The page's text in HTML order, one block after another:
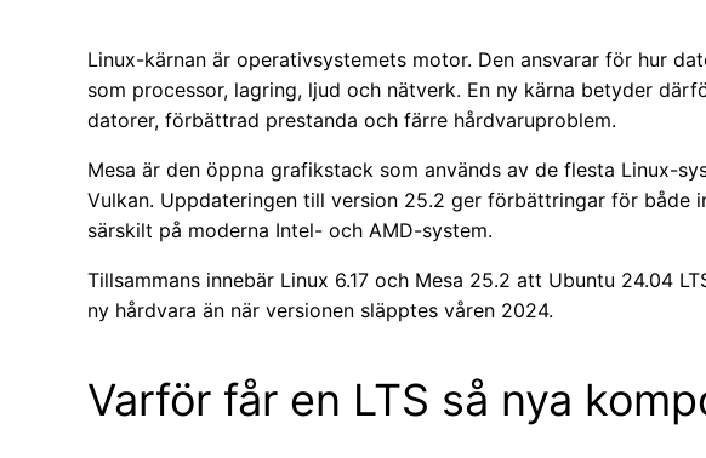
Linux-kärnan är operativsystemets motor. Den ansvarar för hur
som processor, lagring, ljud och nätverk. En ny kärna betyder
datorer, förbättrad prestanda och färre hårdvaruproblem.
Mesa är den öppna grafikstack som används av de flesta Linux-
Vulkan. Uppdateringen till version 25.2 ger förbättringar för både
särskilt på moderna Intel- och AMD-system.
Tillsammans innebär Linux 6.17 och Mesa 25.2 att Ubuntu 24.04
ny hårdvara än när versionen släpptes våren 2024.
Varför får en LTS så nya